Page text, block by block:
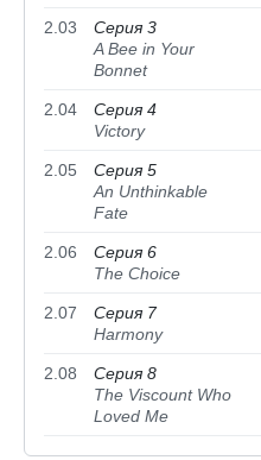
2.03
Серия 3
A Bee in Your
Bonnet
2.04
Серия 4
Victory
2.05
Серия 5
An Unthinkable
Fate
2.06
Серия 6
The Choice
2.07
Серия 7
Harmony
2.08
Серия 8
The Viscount Who
Loved Me